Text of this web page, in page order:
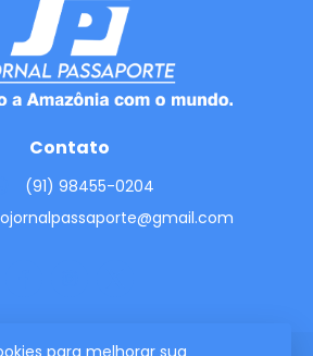
para melhorar sua
Contato
(91) 98455-0204